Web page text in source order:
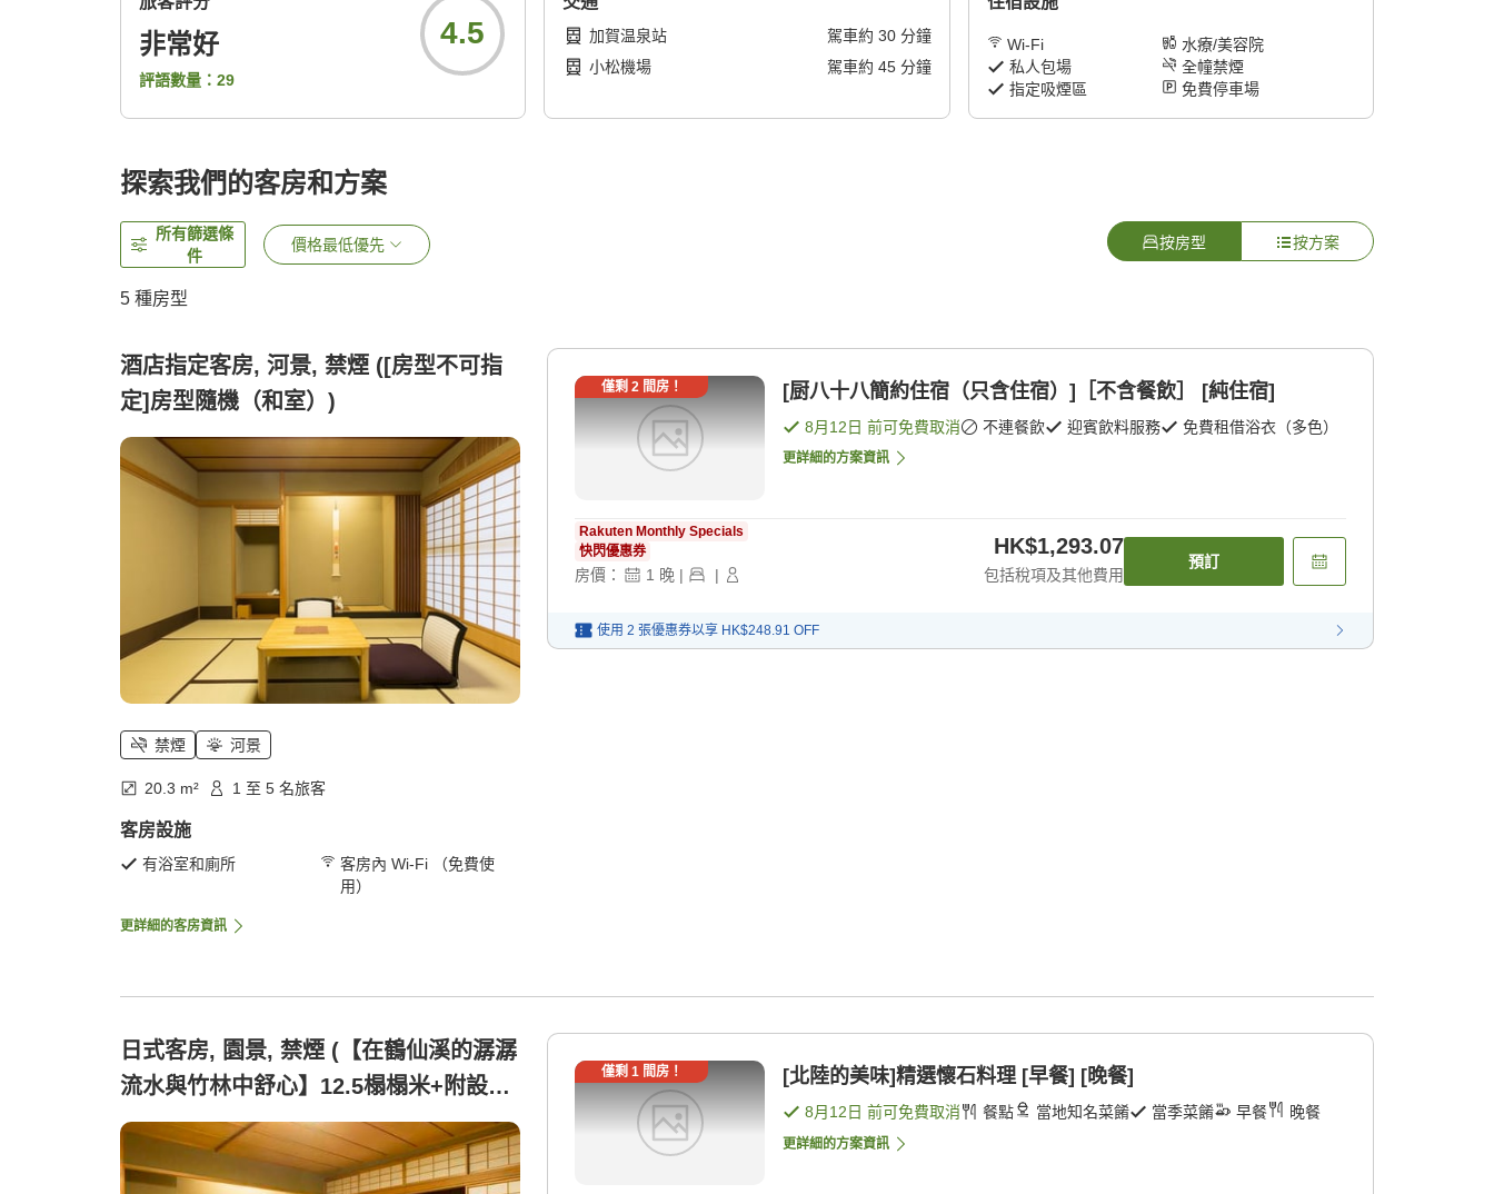
非常好
評語數量： 29
4.5 加賀温泉站 駕車約 30分鐘
小松機場
駕車約 45分鐘
Wi-Fi
水療/美容院
私人包場
全幢禁煙
指定吸煙區
免費停車場
探索我們的客房和方案
所有篩選條
件
價格最低優先 按房型 按方案
5 種房型
酒店指定客房, 河景, 禁煙 ([房型不可指
定]房型隨機（和室）)
禁煙 河景
20.3 m² 1 至 5 名旅客
客房設施
有浴室和廁所
客房內 Wi-Fi （免費使
用）
更詳細的客房資訊
僅剩 2間房！ [厨八十八簡約住宿（只含住宿）]［不含餐飲］ [純住宿]
8月12日 前可免費取消 不連餐飲 迎賓飲料服務 免費租借浴衣（多色）
更詳細的方案資訊
Rakuten Monthly Specials
快閃優惠券
房價： 1 晚 | |
HK$1,293.07
包括稅項及其他費用
預訂
使用 2 張優惠券以享 HK$248.91 OFF
日式客房, 園景, 禁煙 (【在鶴仙溪的潺潺
流水與竹林中舒心】12.5榻榻米+附設沙
發)
僅剩 1間房！ [北陸的美味]精選懷石料理 [早餐] [晚餐]
8月12日 前可免費取消 餐點 當地知名菜餚 當季菜餚 早餐 晚餐
更詳細的方案資訊